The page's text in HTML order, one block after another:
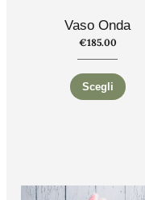
Vaso Onda
€185.00
Scegli